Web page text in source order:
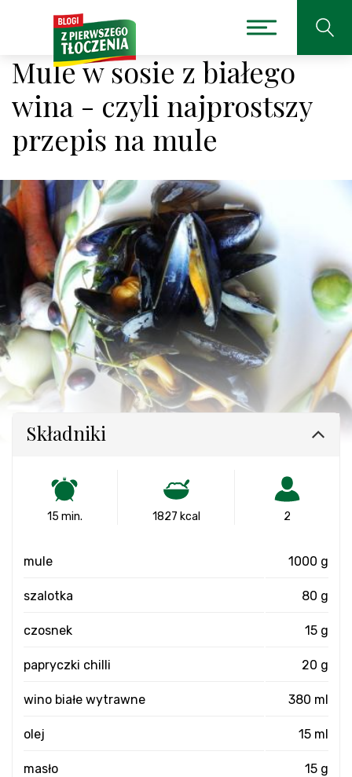
Mule w sosie z białego
wina - czyli najprostszy
przepis na mule
Składniki
15 min. 1827 kcal 2
mule 1000 g
szalotka 80 g
czosnek 15 g
papryczki chilli 20 g
wino białe wytrawne 380 ml
olej 15 ml
masło 15 g